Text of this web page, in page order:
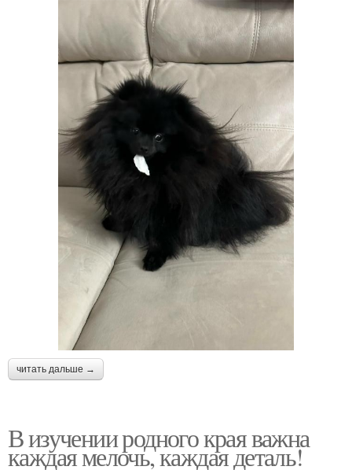
читать дальше →
В изучении родного края важна
каждая мелочь, каждая деталь!